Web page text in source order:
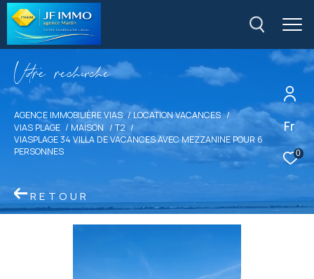
Fr
0
Vore recece
AGENCE IMMOBILIÈRE VIAS
LOCATION VACANCES
VIAS PLAGE
MAISON
T2
VIASPLAGE 34 VILLA DE VACANCES AVEC MEZZANINE POUR 6
PERSONNES
RETOUR